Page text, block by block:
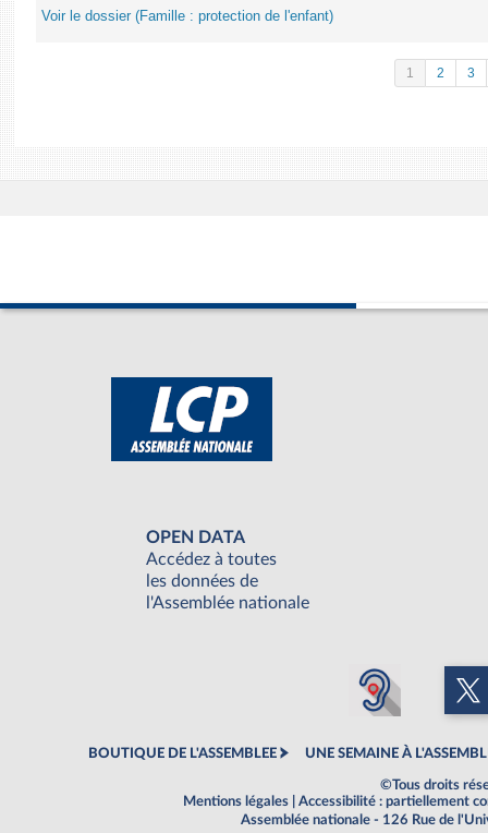
Voir le dossier (Famille : protection de l'enfant)
1 2 3
OPEN DATA
Accédez à toutes
les données de
l'Assemblée nationale
BOUTIQUE DE L'ASSEMBLEE UNE SEMAINE À
©Tous droits
Mentions légales
Accessibilité : partiellement
Assemblée nationale - 126 Rue de